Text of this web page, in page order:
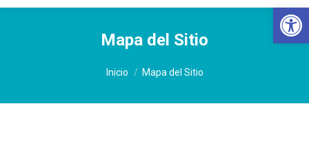
Mapa del Sitio
Inicio Mapa del Sitio